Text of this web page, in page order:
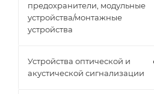
предохранители, модульные
устройства/монтажные
устройства
Устройства оптической и
акустической сигнализации